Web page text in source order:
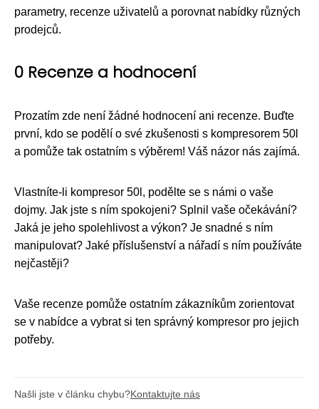
parametry, recenze uživatelů a porovnat nabídky různých
prodejců.
0 Recenze a hodnocení
Prozatím zde není žádné hodnocení ani recenze. Buďte
první, kdo se podělí o své zkušenosti s kompresorem 50l
a pomůže tak ostatním s výběrem! Váš názor nás zajímá.
Vlastníte-li kompresor 50l, podělte se s námi o vaše
dojmy. Jak jste s ním spokojeni? Splnil vaše očekávání?
Jaká je jeho spolehlivost a výkon? Je snadné s ním
manipulovat? Jaké příslušenství a nářadí s ním používáte
nejčastěji?
Vaše recenze pomůže ostatním zákazníkům zorientovat
se v nabídce a vybrat si ten správný kompresor pro jejich
potřeby.
Našli jste v článku chybu?Kontaktujte nás